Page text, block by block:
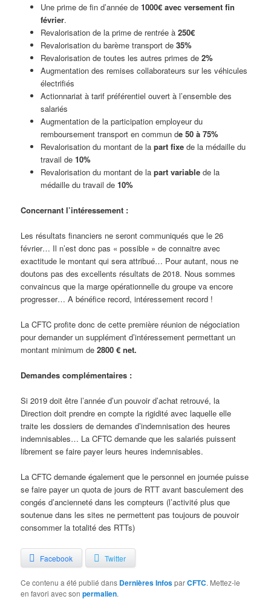
Une prime de fin d’année de 1000€ avec versement fin
février.
Revalorisation de la prime de rentrée à 250€
Revalorisation du barème transport de 35%
Revalorisation de toutes les autres primes de 2%
Augmentation des remises collaborateurs sur les véhicules
électrifiés
Actionnariat à tarif préférentiel ouvert à l’ensemble des
salariés
Augmentation de la participation employeur du
remboursement transport en commun de 50 à 75%
Revalorisation du montant de lapart fixede la médaille du
travail de 10%
Revalorisation du montant de la part variablede la
médaille du travail de 10%
Concernant l’intéressement :
Les résultats financiers ne seront communiqués que le 26
février… Il n’est donc pas « possible » de connaitre avec
exactitude le montant qui sera attribué… Pour autant, nous ne
doutons pas des excellents résultats de 2018. Nous sommes
convaincus que la marge opérationnelle du groupe va encore
progresser… A bénéfice record, intéressement record !
La CFTC profite donc de cette première réunion de négociation
pour demander un supplément d’intéressement permettant un
montant minimum de2800 € net.
Demandes complémentaires :
Si 2019 doit être l’année d’un pouvoir d’achat retrouvé, la
Direction doit prendre en compte la rigidité avec laquelle elle
traite les dossiers de demandes d’indemnisation des heures
indemnisables… La CFTC demande que les salariés puissent
librement se faire payer leurs heures indemnisables.
La CFTC demande également que le personnel en journée puisse
se faire payer un quota de jours de RTT avant basculement des
congés d’ancienneté dans les compteurs (l’activité plus que
soutenue dans les sites ne permettent pas toujours de pouvoir
consommer la totalité des RTTs)
Facebook Twitter
Ce contenu a été publié dans Dernières InfosparCFTC. Mettez-le
en favori avec sonpermalien.